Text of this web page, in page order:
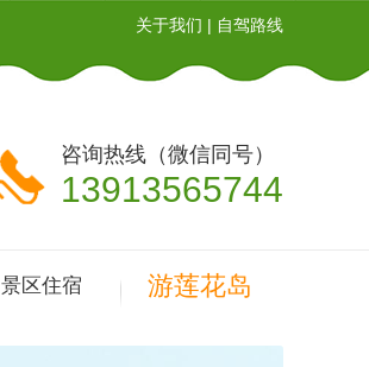
关于我们 | 自驾路线
咨询热线（微信同号）
13913565744
景区住宿 游莲花岛